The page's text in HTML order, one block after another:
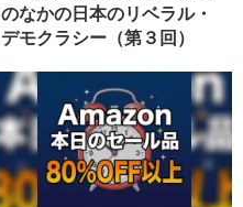
のなかの日本のリベラル・
デモクラシー（第３回）